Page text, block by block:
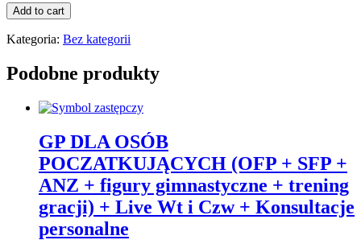
ilość
KURS
NA
nr.
1
podstaw"
Add to cart
Kategoria: Bez kategorii
Podobne produkty
GP DLA OSÓB
POCZATKUJĄCYCH (OFP + SFP +
ANZ + figury gimnastyczne + trening
gracji) + Live Wt i Czw + Konsultacje
personalne